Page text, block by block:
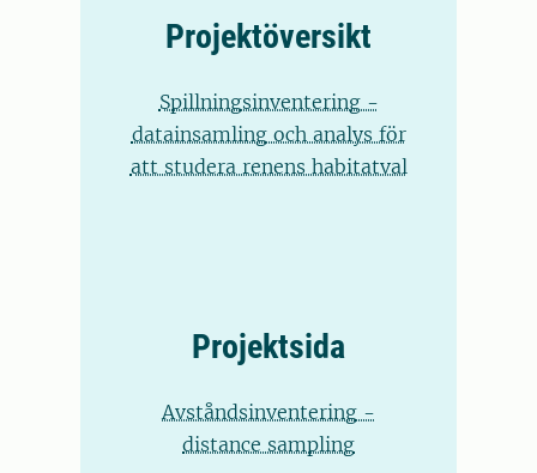
Projektöversikt
Spillningsinventering -
datainsamling och analys för
att studera renens habitatval
Projektsida
Avståndsinventering -
distance sampling